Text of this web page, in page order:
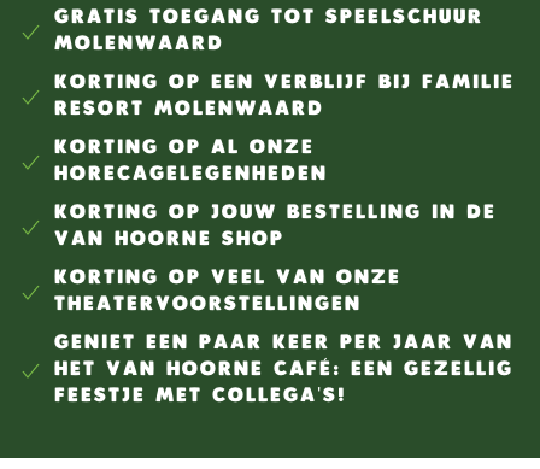
GRATIS TOEGANG TOT SPEELSCHUUR
MOLENWAARD
KORTING OP EEN VERBLIJF BIJ FAMILIE
RESORT MOLENWAARD
KORTING OP AL ONZE
HORECAGELEGENHEDEN
KORTING OP JOUW BESTELLING IN DE
VAN HOORNE SHOP
KORTING OP VEEL VAN ONZE
THEATERVOORSTELLINGEN
GENIET EEN PAAR KEER PER JAAR VAN
HET VAN HOORNE CAFÉ: EEN GEZELLIG
FEESTJE MET COLLEGA'S!